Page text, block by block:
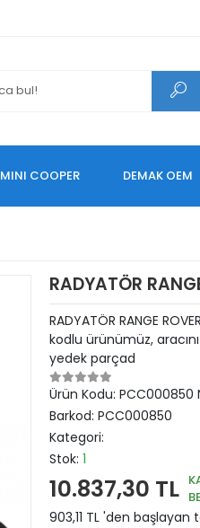
MINI COOPER DEMAK OEM
RADYATÖR
RADYATÖR RANGE
kodlu ürünümüz,
yedek parçad
Ürün Kodu: PCC000850
Barkod: PCC000850
Kategori:
Stok: 1
10.837,30 TL
903,11 TL 'den başlayan